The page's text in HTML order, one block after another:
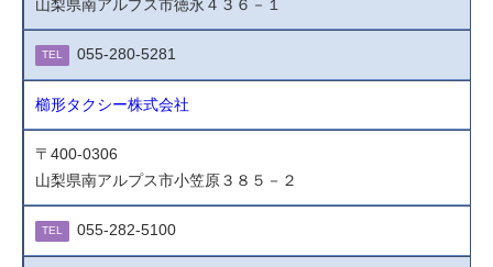
山梨県南アルプス市徳永４３６－１
TEL 055-280-5281
櫛形タクシー株式会社
〒400-0306
山梨県南アルプス市小笠原３８５－２
TEL 055-282-5100